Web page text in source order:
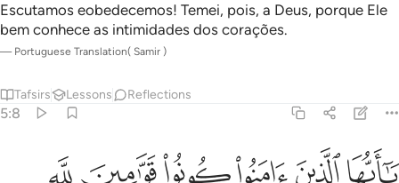
Escutamos eobedecemos! Temei, pois, a Deus, porque Ele
bem conhece as intimidades dos corações.
— Portuguese Translation( Samir )
Tafsirs Lessons Reflections
5:8
يا ايها الذين امنوا كونوا قوامين لله شهداء بالقسط ولا يجرمنكم شنان
يَـٰٓأَيُّهَا ٱلَّذِينَ ءَامَنُوا۟ كُونُوا۟ قَوَّٰمِينَ لِلَّهِ شُهَدَآءَ بِٱلْقِسْطِ ۖ وَلَا